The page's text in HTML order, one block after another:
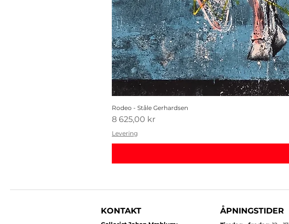
Rodeo - Ståle Gerhardsen
Pris
8 625,00 kr
Levering
KONTAKT ÅPNINGSTIDER